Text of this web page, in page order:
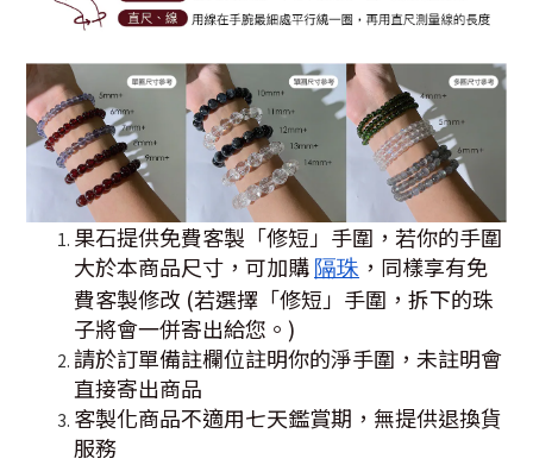
果石提供免費客製「修短」手圍，若你的手圍
大於本商品尺寸，可加購 隔珠 ，同樣享有免
費客製修改 (若選擇「修短」手圍，拆下的珠
子將會一併寄出給您。)
請於訂單備註欄位註明你的淨手圍，未註明會
直接寄出商品
客製化商品不適用七天鑑賞期，無提供退換貨
服務